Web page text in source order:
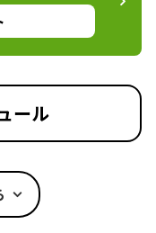
ール